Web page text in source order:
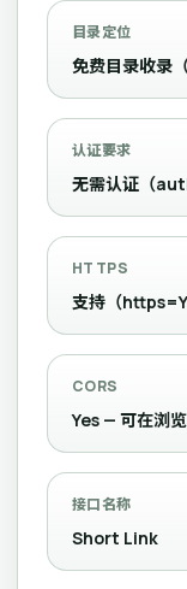
目录定位
免费目录收录
认证要求
无需认证（
HTTPS
支持（
CORS
Yes — 可在浏
接口名称
Short Link